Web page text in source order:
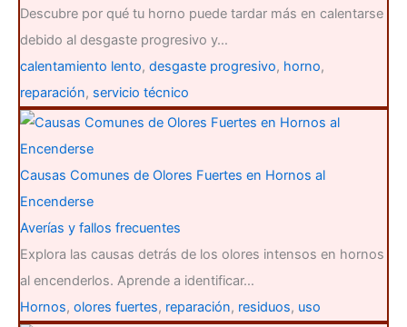
Descubre por qué tu horno puede tardar más en calentarse
debido al desgaste progresivo y…
calentamiento lento, desgaste progresivo, horno,
reparación, servicio técnico
Causas Comunes de Olores Fuertes en Hornos al
Encenderse
Averías y fallos frecuentes
Explora las causas detrás de los olores intensos en hornos
al encenderlos. Aprende a identificar…
Hornos, olores fuertes, reparación, residuos, uso